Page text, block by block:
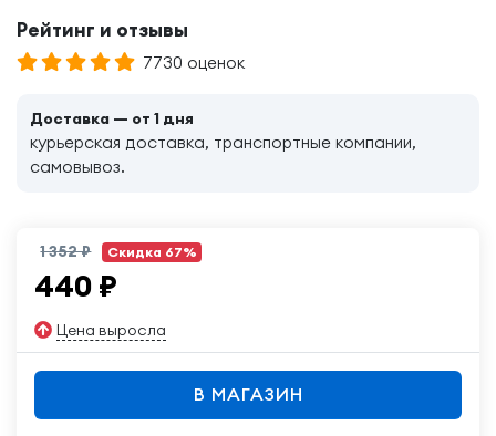
Рейтинг и отзывы
7730 оценок
Доставка — от 1 дня
курьерская доставка, транспортные компании,
самовывоз.
1 352 ₽ Скидка 67%
440 ₽
Цена выросла
В МАГАЗИН